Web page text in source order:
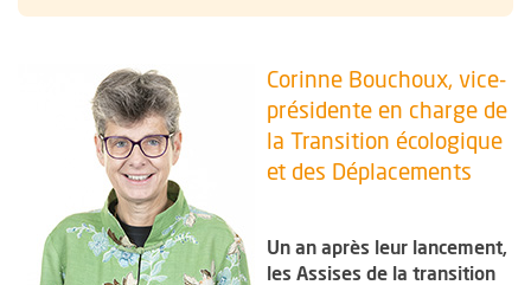
Corinne Bouchoux, vice-
présidente en charge de
la Transition écologique
et des Déplacements
Un an après leur lancement,
les Assises de la transition